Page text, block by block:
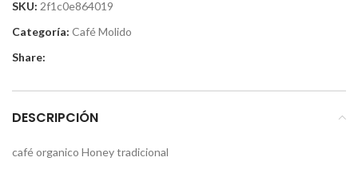
SKU: 2f1c0e864019
Categoría: Café Molido
Share:
DESCRIPCIÓN
café organico Honey tradicional